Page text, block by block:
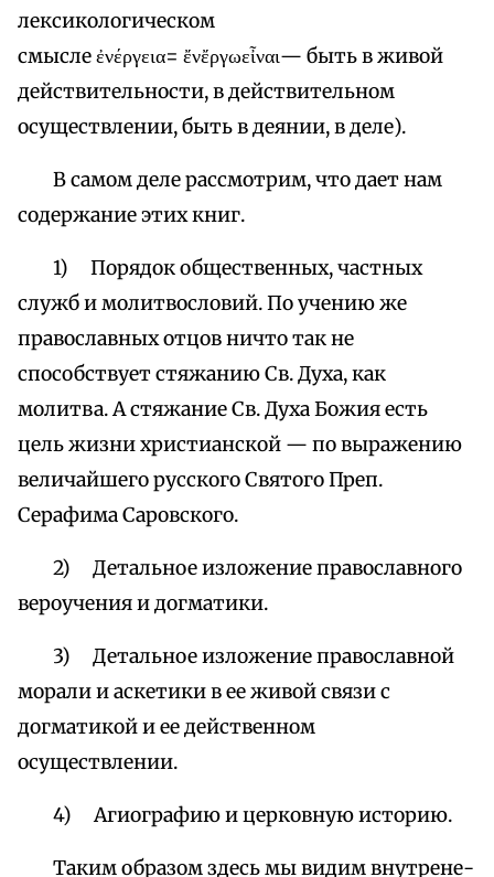
лексикологическом
смысле ἐνέργεια= ἔνἔργωεἶναι— быть в живой
действительности, в действительном
осуществлении, быть в деянии, в деле).
В самом деле рассмотрим, что дает нам
содержание этих книг.
1) Порядок общественных, частных
служб и молитвословий. По учению же
православных отцов ничто так не
способствует стяжанию Св. Духа, как
молитва. А стяжание Св. Духа Божия есть
цель жизни христианской — по выражению
величайшего русского Святого Преп.
Серафима Саровского.
2) Детальное изложение православного
вероучения и догматики.
3) Детальное изложение православной
морали и аскетики в ее живой связи с
догматикой и ее действенном
осуществлении.
4) Агиографию и церковную историю.
Таким образом здесь мы видим внутрене-